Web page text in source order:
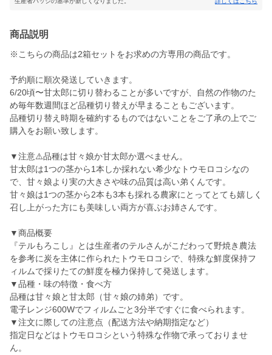
商品説明
※こちらの商品は2箱セットをお求めの方専用の商品です。
予約順に順次発送していきます。
6/20頃〜甘太郎に切り替わることが多いですが、自然の作物のた
め毎年数週間ほど品種切り替えが早まることもございます。
品種切り替え時期を確約するものではないことをご了承の上でご
購入をお願い致します。
▼注意⚠️品種は甘々娘か甘太郎か選べません。
甘太郎は1つの茎から1本しか採れない希少なトウモロコシなの
で、甘々娘より実の大きさや味の品質は高い弟くんです。
甘々娘は1つの茎から2本も3本も採れる農家にとってとても嬉しく
召し上がった方にも美味しい両方が喜ぶお姉さんです。
▼商品概要
『テルもろこし』とは生産者のテルさんがこだわって野焼き農法
を参考に炭を主体に作られたトウモロコシで、特殊な鮮度保持フ
ィルムで採りたての鮮度を極力保持して発送します。
▼品種・味の特徴・食べ方
品種は甘々娘と甘太郎（甘々娘の姉弟）です。
電子レンジ600Wでフィルムごと3分半ですぐに食べられます。
▼注文に際しての注意点（配送方法や納期指定など）
指定日などはトウモロコシという特殊な作物で承っておりませ
ん。